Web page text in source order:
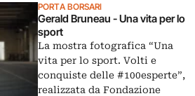
PORTA BORSARI
Gerald Bruneau - Una vita per lo
sport
La mostra fotografica “Una
vita per lo sport. Volti e
conquiste delle #100esperte”,
realizzata da Fondazione